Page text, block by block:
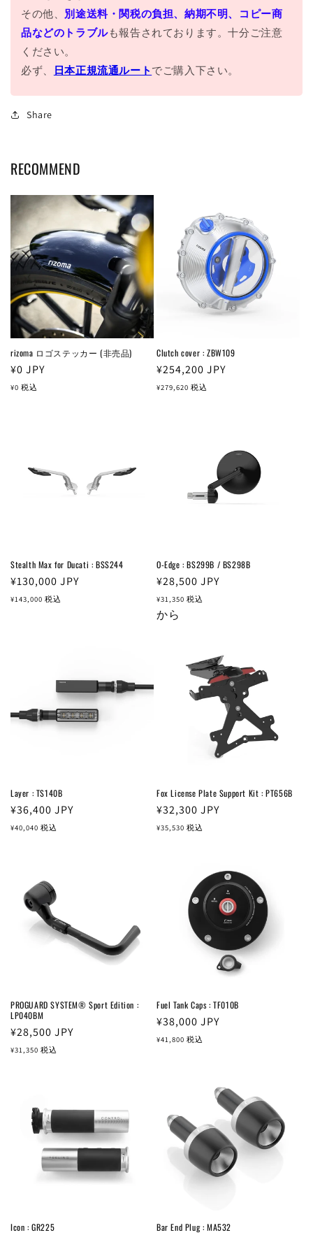
その他、 別途送料・関税の負担、納期不明、コピー商
品などのトラブルも報告されております。十分ご注意
ください。
必ず、
日本正規流通ルート でご購入下さい。
Share
RECOMMEND
rizoma ロゴステッカー (非売品)
通
常
¥0 JPY
¥0 税込
Clutch cover : ZBW109
通
常
¥254,200 JPY
¥279,620 税込
Stealth Max for Ducati : BSS244
通
常
¥130,000 JPY
¥143,000 税込
O-Edge : BS299B / BS298B
通
常
価
¥28,500 JPY
¥31,350 税込
から
Layer : TS140B
通
常
¥36,400 JPY
¥40,040 税込
Fox License Plate Support Kit : PT656B
通
常
¥32,300 JPY
¥35,530 税込
PROGUARD SYSTEM® Sport Edition :
LP040BM
通
常
¥28,500 JPY
¥31,350 税込
Fuel Tank Caps : TF010B
通
常
¥38,000 JPY
¥41,800 税込
Icon : GR225 Bar End Plug : MA532